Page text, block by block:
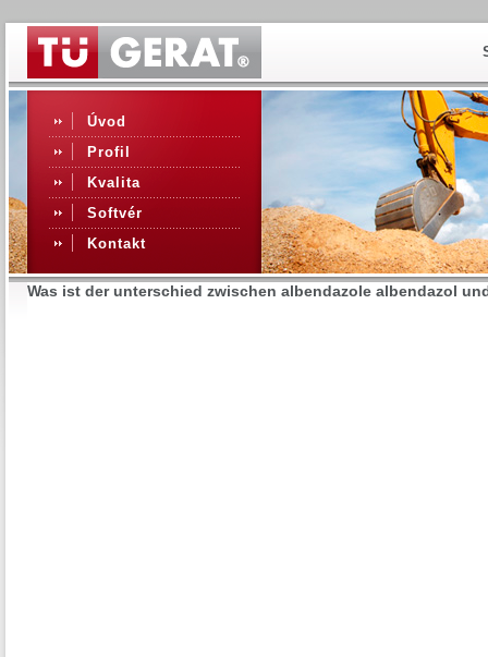
Úvod
Profil
Kvalita
Softvér
Kontakt
Was ist der unterschied zwischen albendazole albendazol